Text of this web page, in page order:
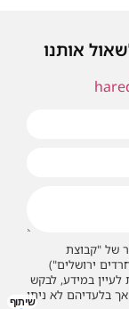
אותנו
בהקדם
של "קבוצת
ירושלים")
לעיין במידע, לבקש
בלעדיהם לא ניתןשיתוף